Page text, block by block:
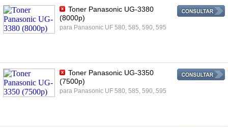
Toner Panasonic UG-3380
(8000p)
para Panasonic UF 580, 585, 590, 595
Toner Panasonic UG-3350
(7500p)
para Panasonic UF 580, 585, 590, 595